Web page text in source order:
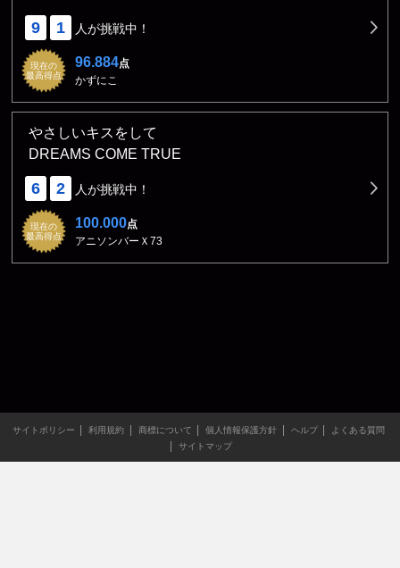
9 1 人が挑戦中！
現在の
最高得点
96.884点
かずにこ
やさしいキスをして
DREAMS COME TRUE
6 2 人が挑戦中！
現在の
最高得点
100.000点
アニソンバーＸ73
サイトポリシー 利用規約 商標について 個人情報保護方針 ヘルプ
よくある質問
サイトマップ